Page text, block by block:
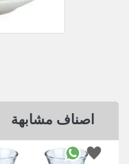
اصناف مشابهة